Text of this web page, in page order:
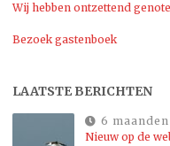
Wij hebben ontzettend
Bezoek gastenboek
LAATSTE BERICHTEN
6
Nieuw op de